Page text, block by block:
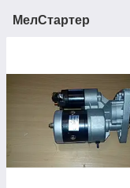
МелСтартер